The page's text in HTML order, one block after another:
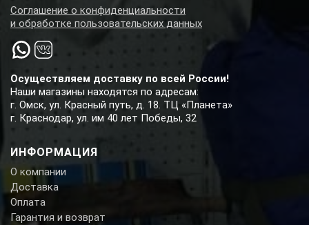
Осуществляем доставку по всей России!
Наши магазины находятся по адресам:
г. Омск, ул. Красный путь, д. 18. ТЦ «Планета»
г. Краснодар, ул. им 40 лет Победы, 32
ИНФОРМАЦИЯ
О компании
Доставка
Оплата
Гарантия и возврат
Соглашение о конфиденциальности
и обработке пользовательских данных